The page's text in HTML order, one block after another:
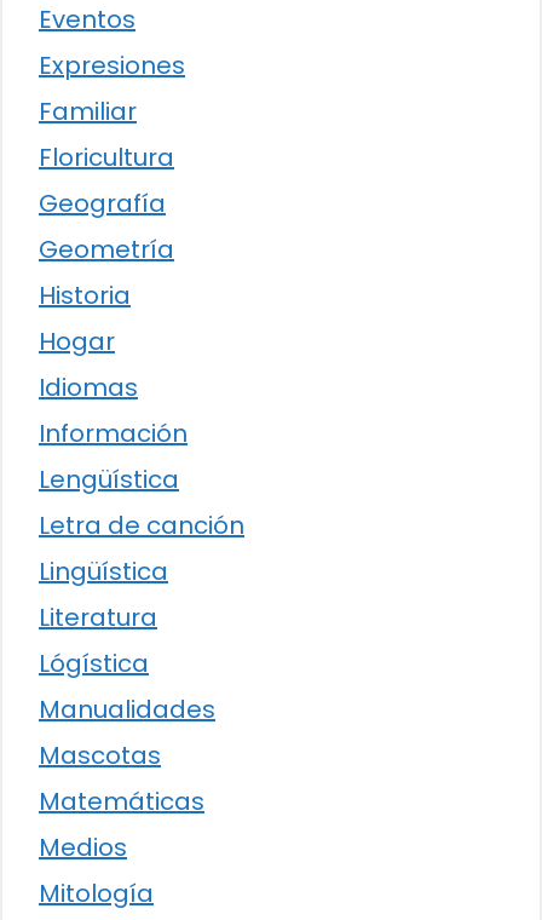
Eventos
Expresiones
Familiar
Floricultura
Geografía
Geometría
Historia
Hogar
Idiomas
Información
Lengüística
Letra de canción
Lingüística
Literatura
Lógística
Manualidades
Mascotas
Matemáticas
Medios
Mitología